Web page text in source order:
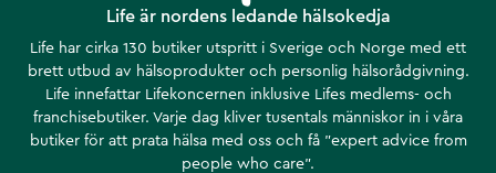
Life är nordens ledande hälsokedja
Life har cirka 130 butiker utspritt i Sverige och Norge med ett
brett utbud av hälsoprodukter och personlig hälsorådgivning.
Life innefattar Lifekoncernen inklusive Lifes medlems- och
franchisebutiker. Varje dag kliver tusentals människor in i våra
butiker för att prata hälsa med oss och få ”expert advice from
people who care”.